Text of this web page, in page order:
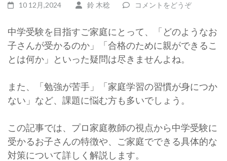
10 12月,2024 鈴 木稔 コメントをどうぞ
中学受験を目指すご家庭にとって、「どのようなお
子さんが受かるのか」「合格のために親ができるこ
とは何か」といった疑問は尽きませんよね。
また、「勉強が苦手」「家庭学習の習慣が身につか
ない」など、課題に悩む方も多いでしょう。
この記事では、プロ家庭教師の視点から中学受験に
受かるお子さんの特徴や、ご家庭でできる具体的な
対策について詳しく解説します。